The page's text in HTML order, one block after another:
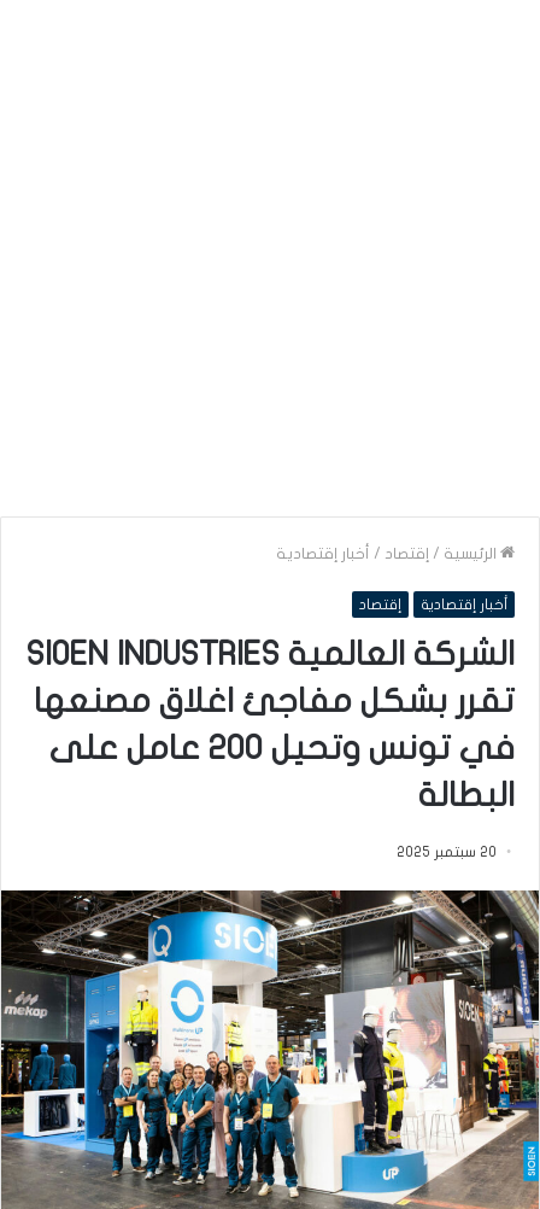
الرئيسية / إقتصاد / أخبار إقتصادية
أخبار إقتصادية إقتصاد
الشركة العالمية SIOEN INDUSTRIES
تقرر بشكل مفاجئ اغلاق مصنعها
في تونس وتحيل 200 عامل على
البطالة
20 سبتمبر 2025